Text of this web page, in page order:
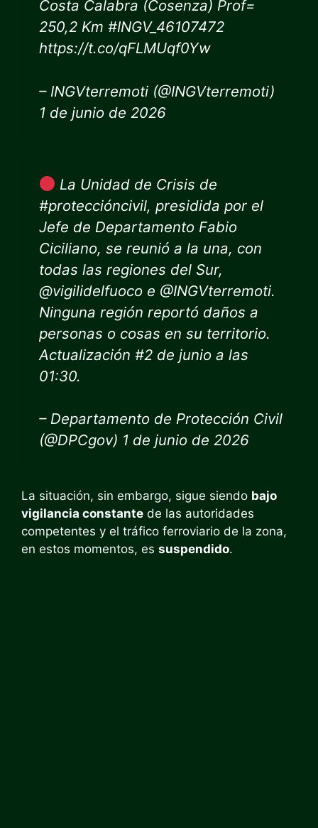
Costa Calabra (Cosenza) Prof=
250,2 Km #INGV_46107472
https://t.co/qFLMUqf0Yw
– INGVterremoti (@INGVterremoti)
1 de junio de 2026
La Unidad de Crisis de
#proteccióncivil, presidida por el
Jefe de Departamento Fabio
Ciciliano, se reunió a la una, con
todas las regiones del Sur,
@vigilidelfuoco e @INGVterremoti.
Ninguna región reportó daños a
personas o cosas en su territorio.
Actualización #2 de junio a las
01:30.
– Departamento de Protección Civil
(@DPCgov) 1 de junio de 2026
La situación, sin embargo, sigue siendo bajo
vigilancia constante de las autoridades
competentes y el tráfico ferroviario de la zona,
en estos momentos, es suspendido.